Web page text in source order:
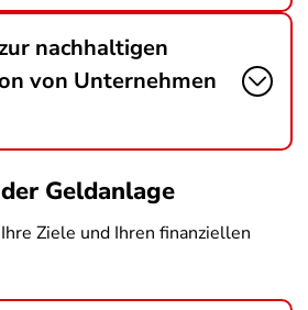
nachhaltigen
von Unternehmen
Geldanlage
Ziele und Ihren finanziellen